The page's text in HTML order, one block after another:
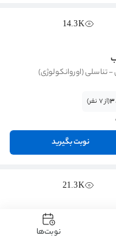
14.3K
(اوروانکولوژی)
(از 7 نفر)
نوبت بگیرید
21.3K
آذر
تناسلی (اورولوژی)نوبت‌ها